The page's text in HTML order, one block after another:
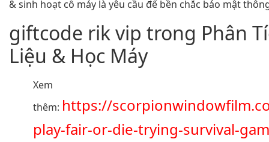
& sinh hoạt cỗ máy là yêu cầu để bền chắc bảo mật
giftcode rik vip trong Phân
Liệu & Học Máy
Xem
thêm: https://
play-fair-or-die-trying-survival-